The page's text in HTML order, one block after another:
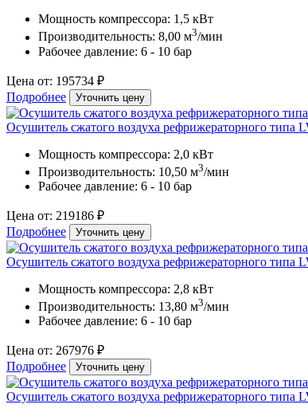
Мощность компрессора: 1,5 кВт
Производительность: 8,00 м3/мин
Рабочее давление: 6 - 10 бар
Цена от: 195734 ₽
Подробнее
Уточнить цену
Осушитель сжатого воздуха рефрижераторного типа
Мощность компрессора: 2,0 кВт
Производительность: 10,50 м3/мин
Рабочее давление: 6 - 10 бар
Цена от: 219186 ₽
Подробнее
Уточнить цену
Осушитель сжатого воздуха рефрижераторного типа
Мощность компрессора: 2,8 кВт
Производительность: 13,80 м3/мин
Рабочее давление: 6 - 10 бар
Цена от: 267976 ₽
Подробнее
Уточнить цену
Осушитель сжатого воздуха рефрижераторного типа